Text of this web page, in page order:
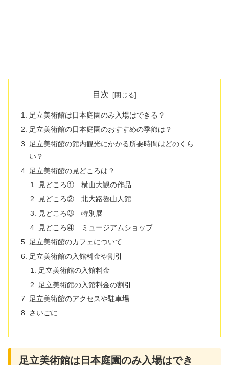
目次
足立美術館は日本庭園のみ入場はできる？
足立美術館の日本庭園のおすすめの季節は？
足立美術館の館内観光にかかる所要時間はどのくら
い？
足立美術館の見どころは？
見どころ① 横山大観の作品
見どころ② 北大路魯山人館
見どころ③ 特別展
見どころ④ ミュージアムショップ
足立美術館のカフェについて
足立美術館の入館料金や割引
足立美術館の入館料金
足立美術館の入館料金の割引
足立美術館のアクセスや駐車場
さいごに
足立美術館は日本庭園のみ入場はでき